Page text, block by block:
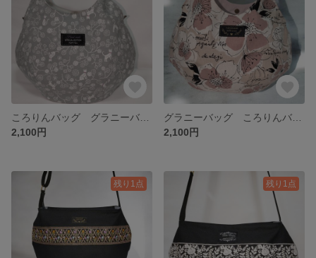
2,100円
2,100円
残り1点 残り1点